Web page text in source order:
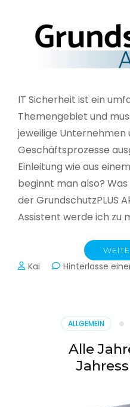
IT Sicherheit ist ein
Themengebiet und
jeweilige Unternehmen
Geschäftsprozesse
Einleitung wie aus
beginnt man also?
der GrundschutzPLUS
Assistent werde ich zu
Kai Hinterlasse
ALLGEMEIN
Alle